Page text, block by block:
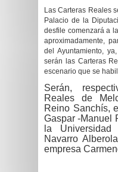
Las Carteras Reales
Palacio de la
desfile comenzará a
aproximadamente,
del Ayuntamiento,
serán las Carteras
escenario que se
Serán,
Reales de
Reino Sanchís,
Gaspar -Manuel
la
Navarro
empresa